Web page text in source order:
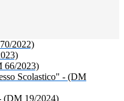
2022)
66/2023)
Scolastico" - (DM
(DM 19/2024)